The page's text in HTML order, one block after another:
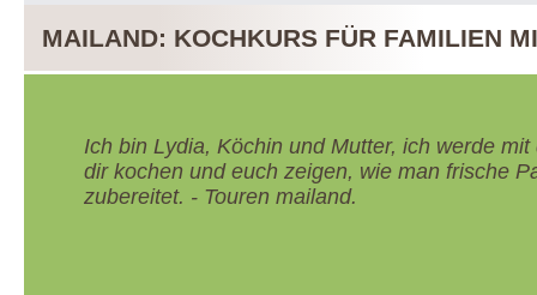
MAILAND: KOCHKURS FÜR FAMILIEN
Ich bin Lydia, Köchin und Mutter, ich werde
dir kochen und euch zeigen, wie man frische
zubereitet. - Touren mailand.